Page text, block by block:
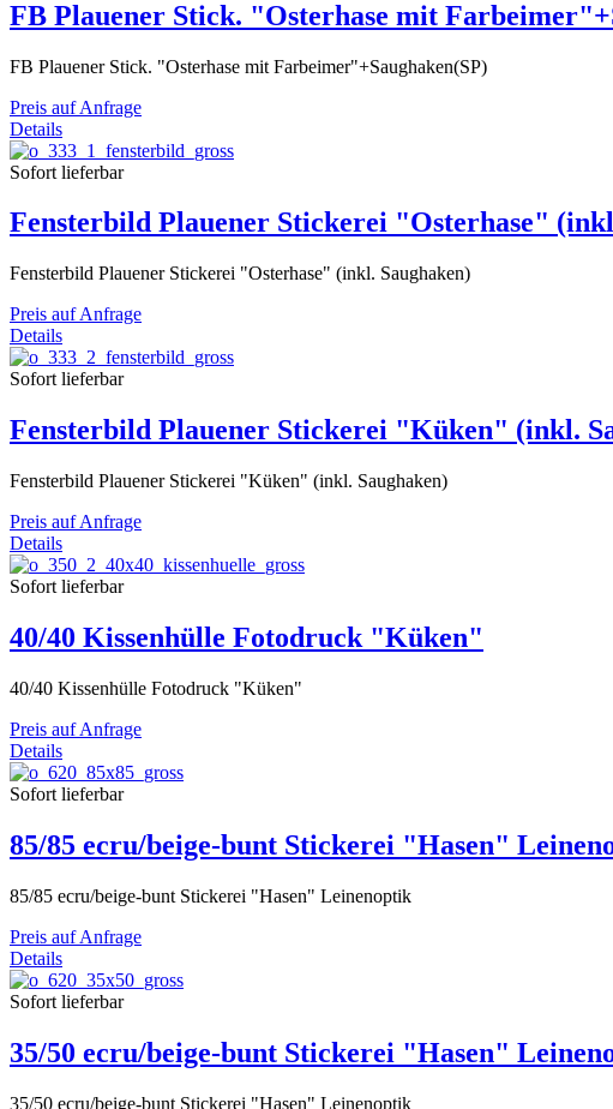
FB Plauener Stick. "Osterhase mit
FB Plauener Stick. "Osterhase mit Farbeimer"+Saughaken(SP)
Preis auf Anfrage
Details
Sofort lieferbar
Fensterbild Plauener Stickerei "Osterhase"
Fensterbild Plauener Stickerei "Osterhase" (inkl. Saughaken)
Preis auf Anfrage
Details
Sofort lieferbar
Fensterbild Plauener Stickerei "Küken" (inkl.
Fensterbild Plauener Stickerei "Küken" (inkl. Saughaken)
Preis auf Anfrage
Details
Sofort lieferbar
40/40 Kissenhülle Fotodruck "Küken"
40/40 Kissenhülle Fotodruck "Küken"
Preis auf Anfrage
Details
Sofort lieferbar
85/85 ecru/beige-bunt Stickerei "Hasen"
85/85 ecru/beige-bunt Stickerei "Hasen" Leinenoptik
Preis auf Anfrage
Details
Sofort lieferbar
35/50 ecru/beige-bunt Stickerei "Hasen"
35/50 ecru/beige-bunt Stickerei "Hasen" Leinenoptik